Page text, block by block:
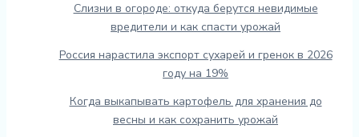
Слизни в огороде: откуда берутся невидимые
вредители и как спасти урожай
Россия нарастила экспорт сухарей и гренок в 2026
году на 19%
Когда выкапывать картофель для хранения до
весны и как сохранить урожай